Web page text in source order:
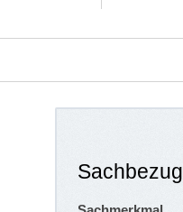
Sachbezug